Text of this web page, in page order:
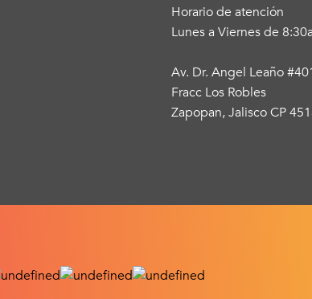
Horario de atención
Lunes a Viernes de
Av. Dr. Angel Leaño
Fracc Los Robles
Zapopan, Jalisco CP